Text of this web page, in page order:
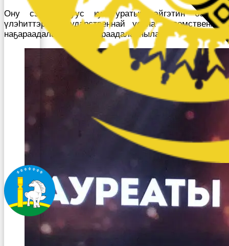
Ону сэргэ улуус культуратын эйгэтин бастыҥ
үлэһиттэрэ государственнай уонна ведомственнай
наҕараадаларынан наҕараадаланнылар.